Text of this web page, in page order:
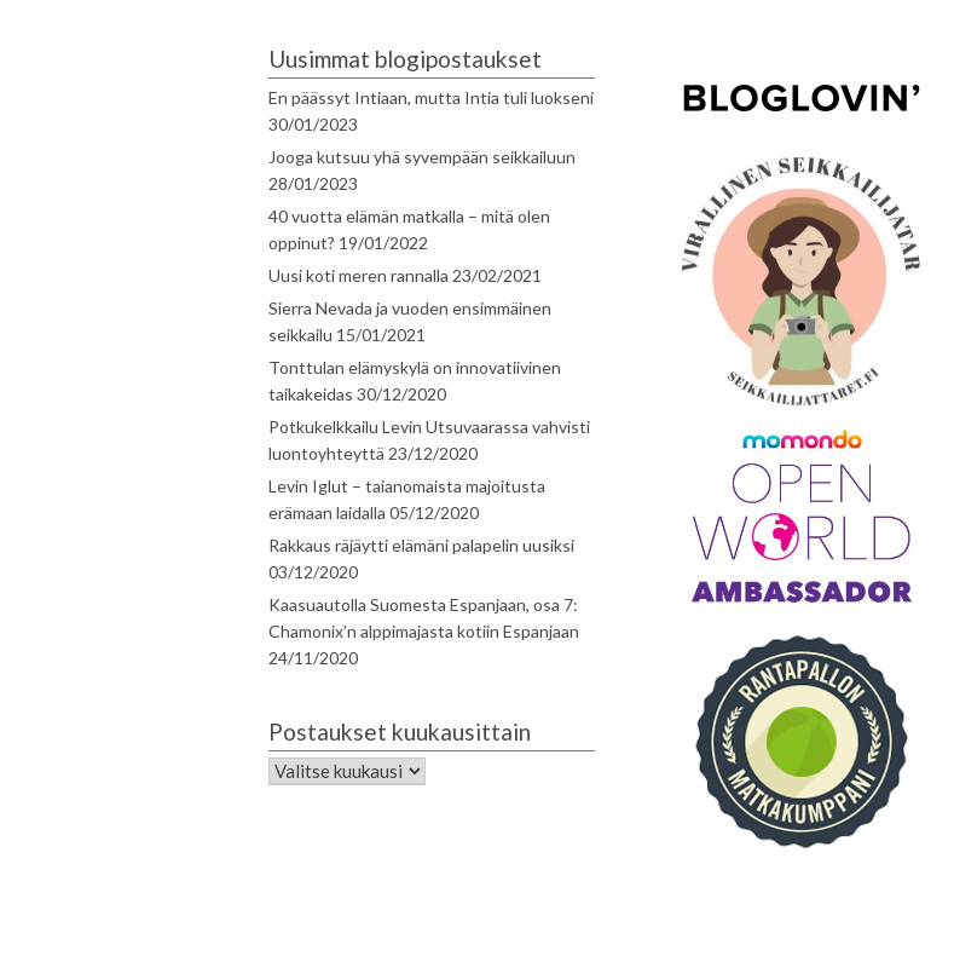
Uusimmat blogipostaukset
En päässyt Intiaan, mutta Intia tuli luokseni
30/01/2023
Jooga kutsuu yhä syvempään seikkailuun
28/01/2023
40 vuotta elämän matkalla – mitä olen
oppinut? 19/01/2022
Uusi koti meren rannalla 23/02/2021
Sierra Nevada ja vuoden ensimmäinen
seikkailu 15/01/2021
Tonttulan elämyskylä on innovatiivinen
taikakeidas 30/12/2020
Potkukelkkailu Levin Utsuvaarassa vahvisti
luontoyhteyttä 23/12/2020
Levin Iglut – taianomaista majoitusta
erämaan laidalla 05/12/2020
Rakkaus räjäytti elämäni palapelin uusiksi
03/12/2020
Kaasuautolla Suomesta Espanjaan, osa 7:
Chamonix’n alppimajasta kotiin Espanjaan
24/11/2020
Postaukset kuukausittain